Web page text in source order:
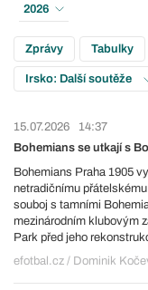
2026
Zprávy Tabulky
Irsko: Další soutěže
15.07.2026
14:37
Bohemians se utkají s
Bohemians Praha 1905
netradičnímu
souboj s tamními
mezinárodním klubovým
Park před jeho
efotbal.cz / Dominik